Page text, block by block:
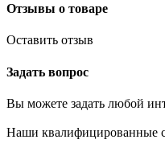
Отзывы о товаре
Оставить отзыв
Задать вопрос
Вы можете задать любой
Наши квалифицированные